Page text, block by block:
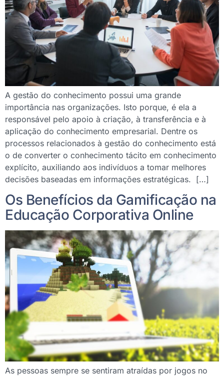
A gestão do conhecimento possui uma grande
importância nas organizações. Isto porque, é ela a
responsável pelo apoio à criação, à transferência e à
aplicação do conhecimento empresarial. Dentre os
processos relacionados à gestão do conhecimento está
o de converter o conhecimento tácito em conhecimento
explícito, auxiliando aos indivíduos a tomar melhores
decisões baseadas em informações estratégicas. […]
Os Benefícios da Gamificação na
Educação Corporativa Online
As pessoas sempre se sentiram atraídas por jogos no